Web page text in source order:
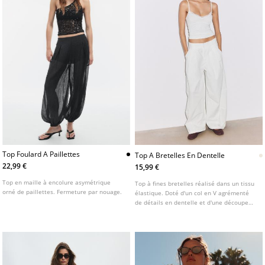
Top Foulard A Paillettes
22,99 €
Top en maille à encolure asymétrique
orné de paillettes. Fermeture par nouage.
Top A Bretelles En Dentelle
15,99 €
Top à fines bretelles réalisé dans un tissu
élastique. Doté d'un col en V agrémenté
de détails en dentelle et d'une découpe